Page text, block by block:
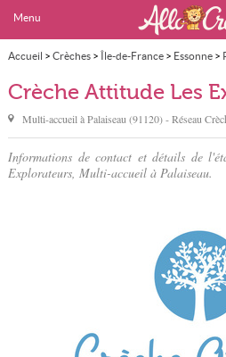
Menu
Accueil > Crèches> Île-de-France> Essonne>
Crèche Attitude Les Explorateurs
Crèche Attitude Les
Multi-accueil àPalaiseau (91120) - Réseau
Informations de contact et détails de
Explorateurs, Multi-accueil à Palaiseau.